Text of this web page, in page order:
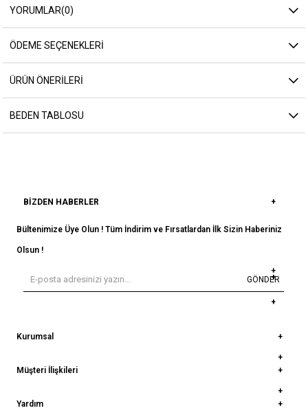
YORUMLAR(0)
ÖDEME SEÇENEKLERI
ÜRÜN ÖNERILERI
BEDEN TABLOSU
BIZDEN HABERLER
Bültenimize Üye Olun ! Tüm İndirim ve Fırsatlardan İlk Sizin Haberiniz
Olsun !
GÖNDER
Kurumsal
Müşteri İlişkileri
Yardım